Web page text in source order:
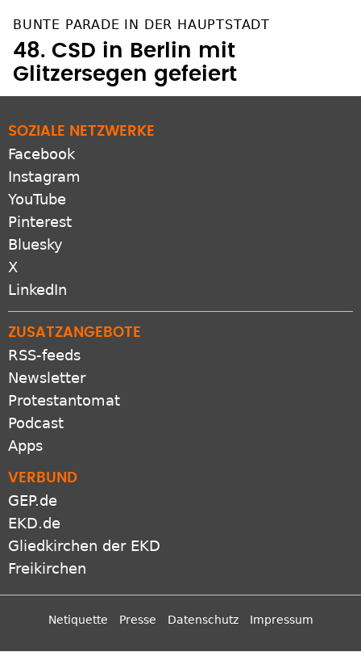
BUNTE PARADE IN DER HAUPTSTADT
48. CSD in Berlin mit
Glitzersegen gefeiert
SOZIALE NETZWERKE
Facebook
Instagram
YouTube
Pinterest
Bluesky
X
LinkedIn
ZUSATZANGEBOTE
RSS-feeds
Newsletter
Protestantomat
Podcast
Apps
VERBUND
GEP.de
EKD.de
Gliedkirchen der EKD
Freikirchen
Netiquette Presse Datenschutz Impressum